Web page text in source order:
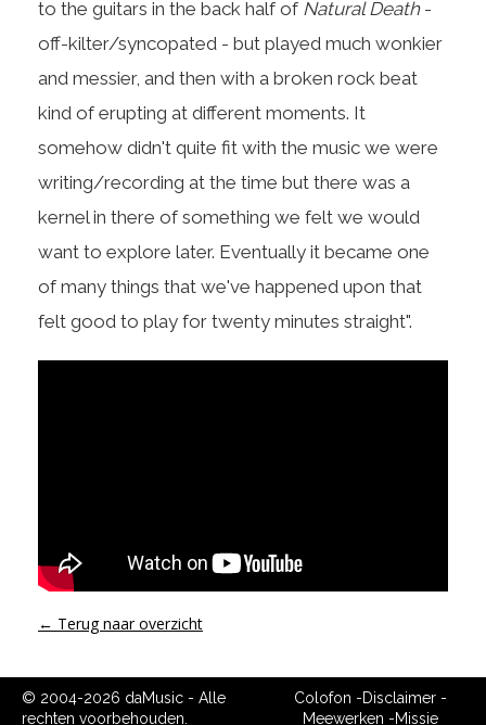
to the guitars in the back half of Natural Death-
off-kilter/syncopated - but played much wonkier
and messier, and then with a broken rock beat
kind of erupting at different moments. It
somehow didn't quite fit with the music we were
writing/recording at the time but there was a
kernel in there of something we felt we would
want to explore later. Eventually it became one
of many things that we've happened upon that
felt good to play for twenty minutes straight".
← Terug naar overzicht
© 2004-2026 daMusic - Alle
rechten voorbehouden.
Colofon -Disclaimer-
Meewerken -Missie